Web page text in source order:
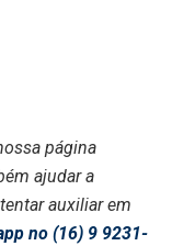
página
ajudar a
auxiliar em
no (16) 9 9231-